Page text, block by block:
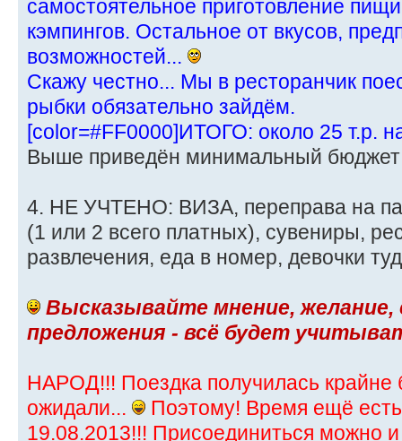
самостоятельное приготовление
кэмпингов. Остальное от вкусов,
возможностей...
Скажу честно... Мы в ресторанчик
рыбки обязательно зайдём.
[color=#FF0000]ИТОГО: около 25 т.р.
Выше приведён минимальный
4. НЕ УЧТЕНО: ВИЗА, переправа на
(1 или 2 всего платных), сувениры,
развлечения, еда в номер, девочки
Высказывайте мнение, желание,
предложения - всё будет
НАРОД!!! Поездка получилась
ожидали...
Поэтому! Время ещё
19.08.2013!!! Присоединиться можно